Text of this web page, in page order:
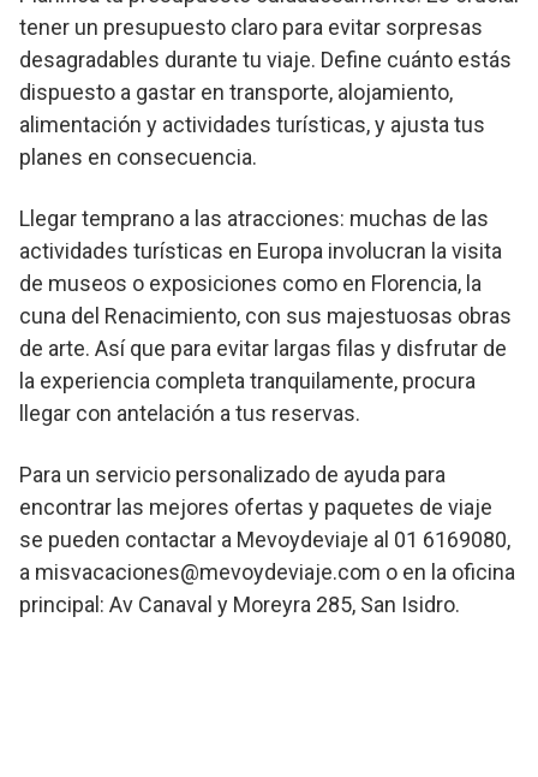
tener un presupuesto claro para evitar sorpresas
desagradables durante tu viaje. Define cuánto estás
dispuesto a gastar en transporte, alojamiento,
alimentación y actividades turísticas, y ajusta tus
planes en consecuencia.
Llegar temprano a las atracciones: muchas de las
actividades turísticas en Europa involucran la visita
de museos o exposiciones como en Florencia, la
cuna del Renacimiento, con sus majestuosas obras
de arte. Así que para evitar largas filas y disfrutar de
la experiencia completa tranquilamente, procura
llegar con antelación a tus reservas.
Para un servicio personalizado de ayuda para
encontrar las mejores ofertas y paquetes de viaje
se pueden contactar a Mevoydeviaje al 01 6169080,
a misvacaciones@mevoydeviaje.com o en la oficina
principal: Av Canaval y Moreyra 285, San Isidro.